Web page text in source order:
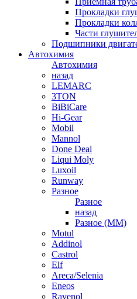
Прокладки
Прокладки
Части
Подшипники
Автохимия
Автохимия
назад
LEMARC
3TON
BiBiCare
Hi-Gear
Mobil
Mannol
Done Deal
Liqui Moly
Luxoil
Runway
Разное
Разное
назад
Разное (ММ)
Motul
Addinol
Castrol
Elf
Areca/Selenia
Eneos
Ravenol